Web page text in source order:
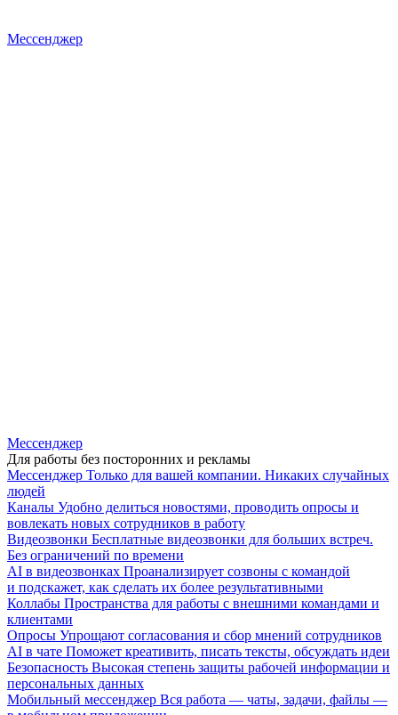
Мессенджер
Мессенджер
Для работы без посторонних и рекламы
Мессенджер Только для вашей компании. Никаких случайных
людей
Каналы Удобно делиться новостями, проводить опросы и
вовлекать новых сотрудников в работу
Видеозвонки Бесплатные видеозвонки для больших встреч.
Без ограничений по времени
AI в видеозвонках Проанализирует созвоны с командой
и подскажет, как сделать их более результативными
Коллабы Пространства для работы с внешними командами и
клиентами
Опросы Упрощают согласования и сбор мнений сотрудников
AI в чате Поможет креативить, писать тексты, обсуждать идеи
Безопасность Высокая степень защиты рабочей информации и
персональных данных
Мобильный мессенджер Вся работа — чаты, задачи, файлы —